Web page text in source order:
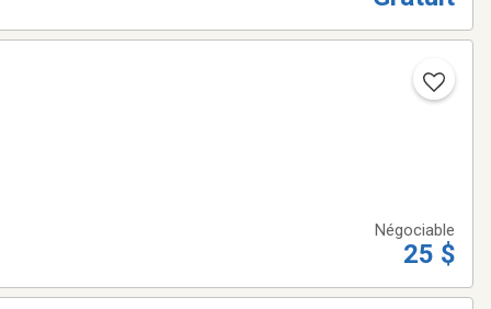
Négociable
25 $